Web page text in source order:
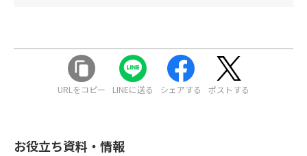
URLをコピー LINEに送る シェアする ポストする
お役立ち資料・情報